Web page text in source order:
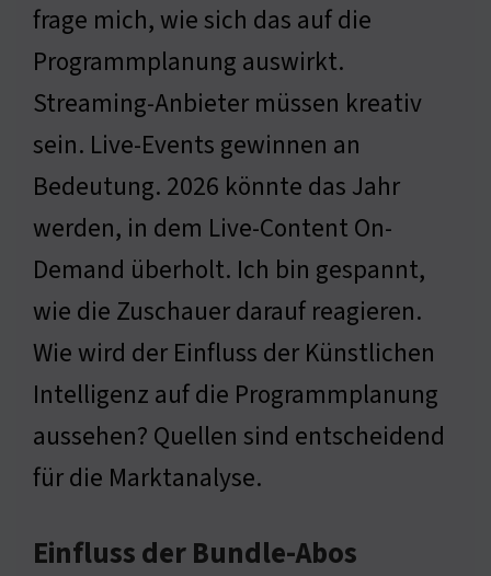
frage mich, wie sich das auf die
Programmplanung auswirkt.
Streaming-Anbieter müssen kreativ
sein. Live-Events gewinnen an
Bedeutung. 2026 könnte das Jahr
werden, in dem Live-Content On-
Demand überholt. Ich bin gespannt,
wie die Zuschauer darauf reagieren.
Wie wird der Einfluss der Künstlichen
Intelligenz auf die Programmplanung
aussehen? Quellen sind entscheidend
für die Marktanalyse.
Einfluss der Bundle-Abos